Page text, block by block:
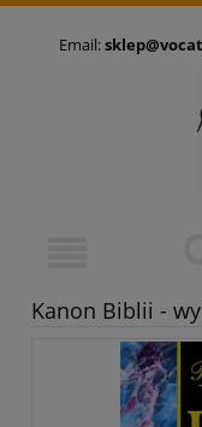
Email:
Kanon Biblii -